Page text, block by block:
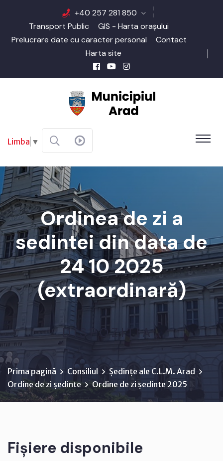
+40 257 281 850
Transport Public
GIS - Harta orașului
Prelucrare date cu caracter personal
Contact
Harta site
Limba ▼
Ordinea de zi a
sedintei din data de
24 10 2025
(extraordinară)
D I S P O Z I Ţ I A ...
Prima pagină Consiliul
Ședințe ale C.L.M. Arad
Ordine de zi ședinte
Ordine de zi ședinte 2025
Fișiere disponibile